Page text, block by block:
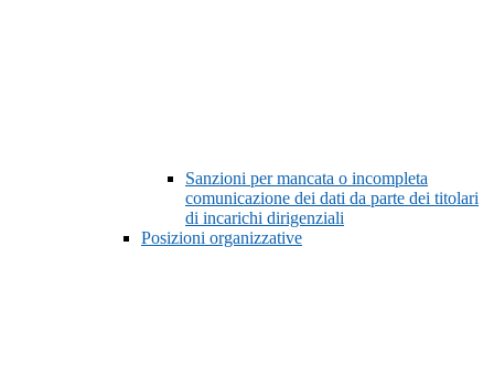
Sanzioni per mancata o incompleta
comunicazione dei dati da parte dei titolari
di incarichi dirigenziali
Posizioni organizzative